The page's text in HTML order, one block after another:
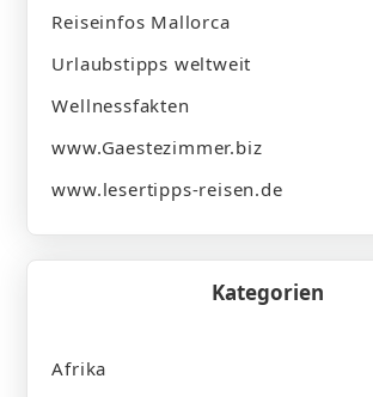
Reiseinfos Mallorca
Urlaubstipps weltweit
Wellnessfakten
www.Gaestezimmer.biz
www.lesertipps-reisen.de
Kategorien
Afrika